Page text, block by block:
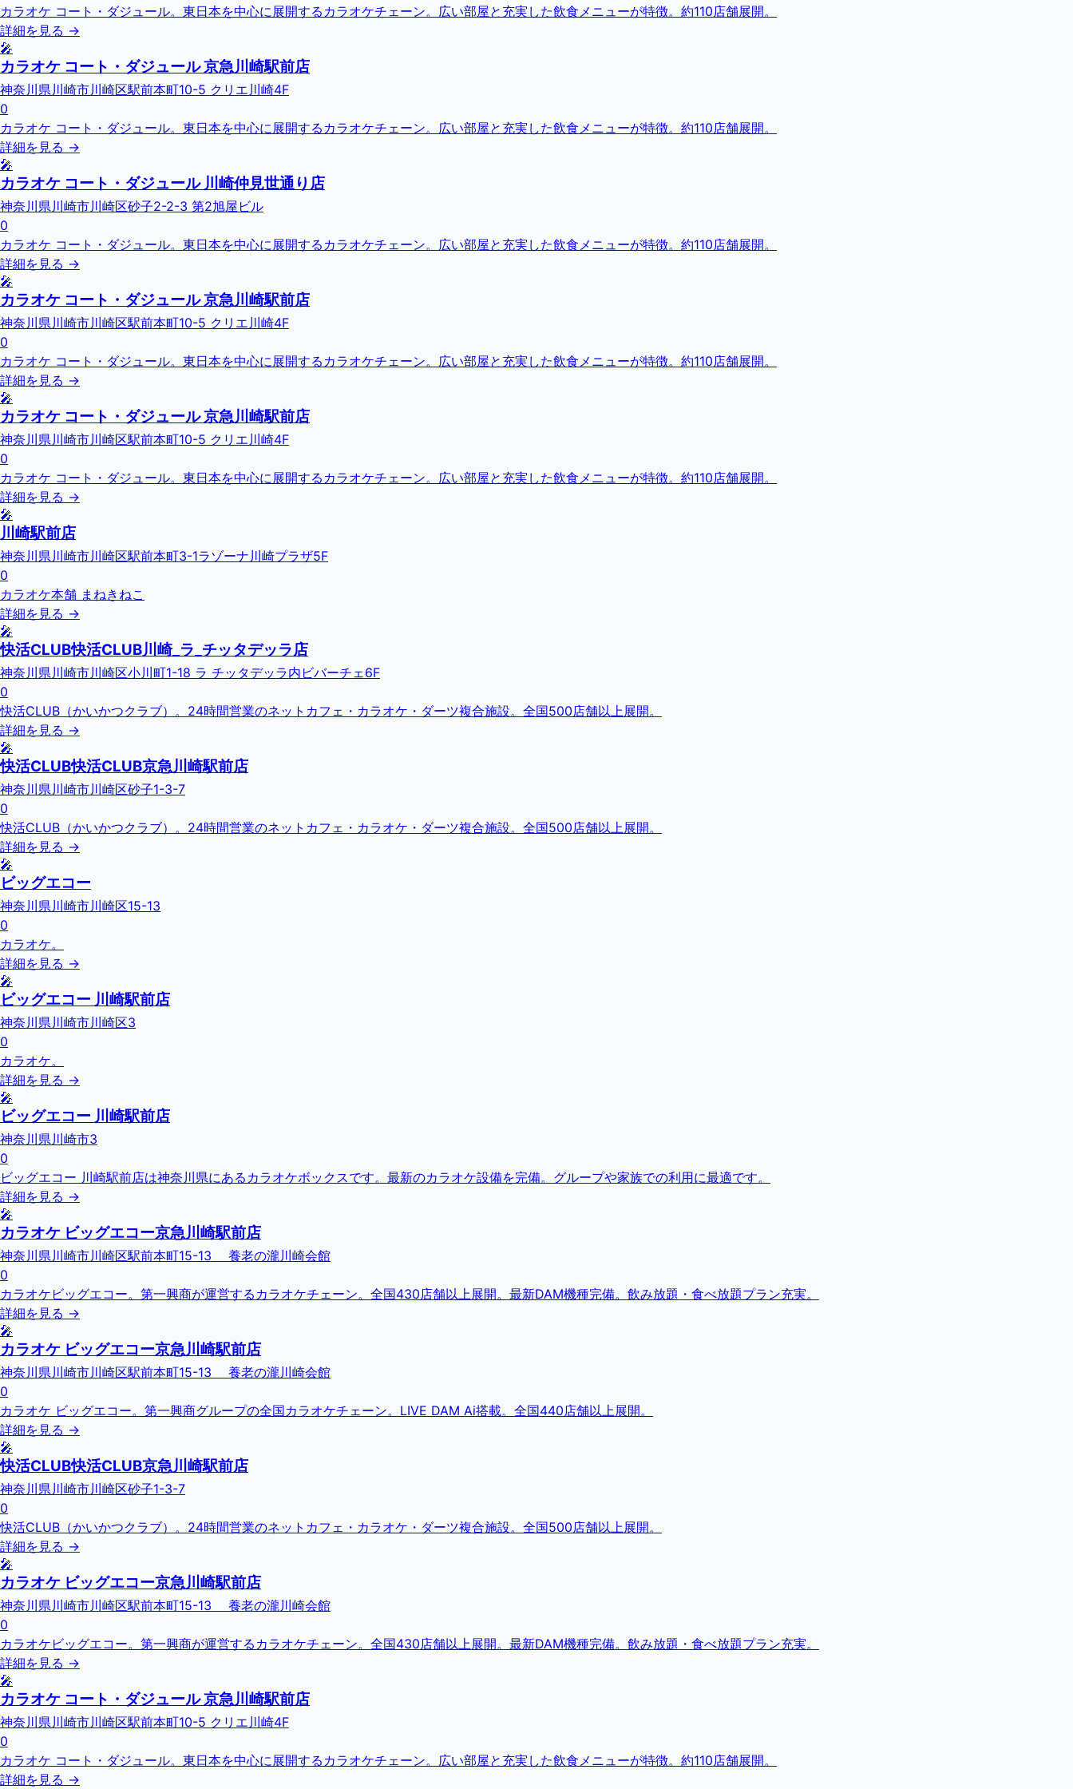
カラオケ コート・ダジュール。東日本を中心に展開するカラオケチェーン。広い部屋と充実した飲食メニューが特徴。約110店舗展開。
詳細を見る →
🎤
カラオケ コート・ダジュール 京急川崎駅前店
神奈川県川崎市川崎区駅前本町10-5 クリエ川崎4F
0
カラオケ コート・ダジュール。東日本を中心に展開するカラオケチェーン。広い部屋と充実した飲食メニューが特徴。約110店舗展開。
詳細を見る →
🎤
カラオケ コート・ダジュール 川崎仲見世通り店
神奈川県川崎市川崎区砂子2-2-3 第2旭屋ビル
0
カラオケ コート・ダジュール。東日本を中心に展開するカラオケチェーン。広い部屋と充実した飲食メニューが特徴。約110店舗展開。
詳細を見る →
🎤
カラオケ コート・ダジュール 京急川崎駅前店
神奈川県川崎市川崎区駅前本町10-5 クリエ川崎4F
0
カラオケ コート・ダジュール。東日本を中心に展開するカラオケチェーン。広い部屋と充実した飲食メニューが特徴。約110店舗展開。
詳細を見る →
🎤
カラオケ コート・ダジュール 京急川崎駅前店
神奈川県川崎市川崎区駅前本町10-5 クリエ川崎4F
0
カラオケ コート・ダジュール。東日本を中心に展開するカラオケチェーン。広い部屋と充実した飲食メニューが特徴。約110店舗展開。
詳細を見る →
🎤
川崎駅前店
神奈川県川崎市川崎区駅前本町3-1ラゾーナ川崎プラザ5F
0
カラオケ本舗 まねきねこ
詳細を見る →
🎤
快活CLUB快活CLUB川崎_ラ_チッタデッラ店
神奈川県川崎市川崎区小川町1-18 ラ チッタデッラ内ビバーチェ6F
0
快活CLUB（かいかつクラブ）。24時間営業のネットカフェ・カラオケ・ダーツ複合施設。全国500店舗以上展開。
詳細を見る →
🎤
快活CLUB快活CLUB京急川崎駅前店
神奈川県川崎市川崎区砂子1-3-7
0
快活CLUB（かいかつクラブ）。24時間営業のネットカフェ・カラオケ・ダーツ複合施設。全国500店舗以上展開。
詳細を見る →
🎤
ビッグエコー
神奈川県川崎市川崎区15-13
0
カラオケ。
詳細を見る →
🎤
ビッグエコー 川崎駅前店
神奈川県川崎市川崎区3
0
カラオケ。
詳細を見る →
🎤
ビッグエコー 川崎駅前店
神奈川県川崎市3
0
ビッグエコー 川崎駅前店は神奈川県にあるカラオケボックスです。最新のカラオケ設備を完備。グループや家族での利用に最適です。
詳細を見る →
🎤
カラオケ ビッグエコー京急川崎駅前店
神奈川県川崎市川崎区駅前本町15-13 養老の瀧川崎会館
0
カラオケビッグエコー。第一興商が運営するカラオケチェーン。全国430店舗以上展開。最新DAM機種完備。飲み放題・食べ放題プラン充実。
詳細を見る →
🎤
カラオケ ビッグエコー京急川崎駅前店
神奈川県川崎市川崎区駅前本町15-13 養老の瀧川崎会館
0
カラオケ ビッグエコー。第一興商グループの全国カラオケチェーン。LIVE DAM Ai搭載。全国440店舗以上展開。
詳細を見る →
🎤
快活CLUB快活CLUB京急川崎駅前店
神奈川県川崎市川崎区砂子1-3-7
0
快活CLUB（かいかつクラブ）。24時間営業のネットカフェ・カラオケ・ダーツ複合施設。全国500店舗以上展開。
詳細を見る →
🎤
カラオケ ビッグエコー京急川崎駅前店
神奈川県川崎市川崎区駅前本町15-13 養老の瀧川崎会館
0
カラオケビッグエコー。第一興商が運営するカラオケチェーン。全国430店舗以上展開。最新DAM機種完備。飲み放題・食べ放題プラン充実。
詳細を見る →
🎤
カラオケ コート・ダジュール 京急川崎駅前店
神奈川県川崎市川崎区駅前本町10-5 クリエ川崎4F
0
カラオケ コート・ダジュール。東日本を中心に展開するカラオケチェーン。広い部屋と充実した飲食メニューが特徴。約110店舗展開。
詳細を見る →